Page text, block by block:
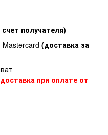
получателя)
Mastercard (доставка за
при оплате от